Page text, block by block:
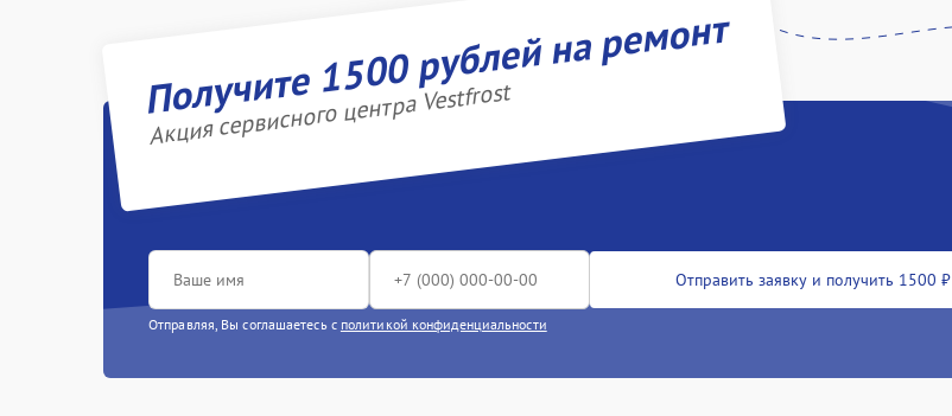
Получите 1500 рублей на ремонт
Акция сервисного центра Vestfrost
Отправить заявку и получить 1500 ₽
Отправляя, Вы соглашаетесь с политикой конфиденциальности